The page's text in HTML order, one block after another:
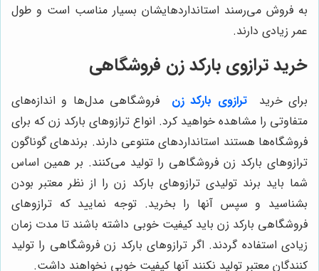
به فروش می‌رسند استانداردهایشان بسیار مناسب است و طول
عمر زیادی دارند.
خرید ترازوی بارکد زن فروشگاهی
برای خریدترازوی بارکد زن فروشگاهی مدل‌ها و اندازه‌های
متفاوتی را مشاهده خواهید کرد. انواع ترازوهای بارکد زن که برای
فروشگاه‌ها هستند استانداردهای متنوعی دارند. برندهای گوناگون
ترازوهای بارکد زن فروشگاهی را تولید می‌کنند. بر همین اساس
شما باید برند تولیدی ترازوهای بارکد زن را از نظر معتبر بودن
بشناسید و سپس آنها را بخرید. توجه نمایید که ترازوهای
فروشگاهی بارکد زن باید کیفیت خوبی داشته باشند تا مدت زمان
زیادی استفاده گردند. اگر ترازوهای بارکد زن فروشگاهی را تولید
کنندگان معتبر تولید نکنند آنها کیفیت خوبی نخواهند داشت.